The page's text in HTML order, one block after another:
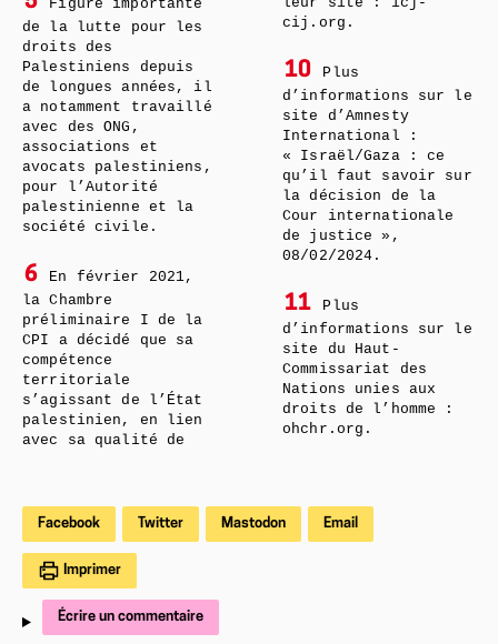
Figure importante
de la lutte pour les
droits des
Palestiniens depuis
de longues années, il
a notamment travaillé
avec des ONG,
associations et
avocats palestiniens,
pour l’Autorité
palestinienne et la
société civile.
6
En février 2021,
la Chambre
préliminaire I de la
CPI a décidé que sa
compétence
territoriale
s’agissant de l’État
palestinien, en lien
avec sa qualité de
cij.org.
10
Plus
d’informations sur le
site d’Amnesty
International :
« Israël/Gaza : ce
qu’il faut savoir sur
la décision de la
Cour internationale
de justice »,
08/02/2024.
11
Plus
d’informations sur le
site du Haut-
Commissariat des
Nations unies aux
droits de l’homme :
ohchr.org.
Facebook Twitter Mastodon Email
Imprimer
Écrire un commentaire